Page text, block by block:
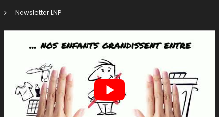
Newsletter LNP